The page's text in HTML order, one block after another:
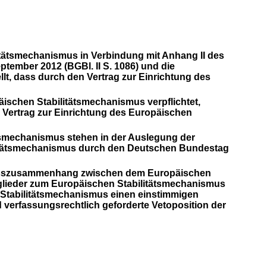
in Verbindung mit Anhang II des
2012 (BGBl. II S. 1086) und die
dass durch den Vertrag zur Einrichtung des
Stabilitätsmechanismus verpflichtet,
zur Einrichtung des Europäischen
stehen in der Auslegung der
durch den Deutschen Bundestag
zwischen dem Europäischen
zum Europäischen Stabilitätsmechanismus
einen einstimmigen
verfassungsrechtlich geforderte Vetoposition der